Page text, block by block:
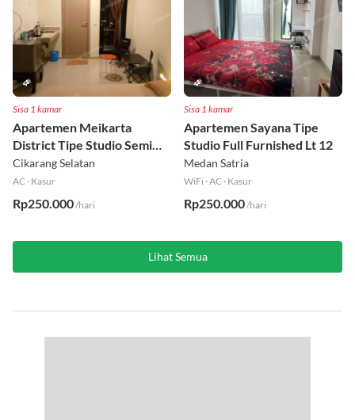
Sisa 1 kamar
Apartemen Meikarta
District Tipe Studio Semi
Furnished Lt 1
Cikarang Selatan
AC · Kasur
Rp250.000/hari
Sisa 1 kamar
Apartemen Sayana Tipe
Studio Full Furnished Lt 12
Medan Satria
WiFi ·AC · Kasur
Rp250.000/hari
Lihat Semua